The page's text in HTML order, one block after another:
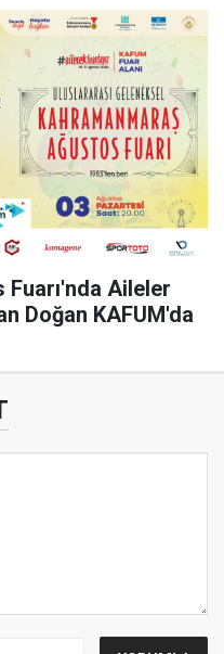
Aileler
Doğan KAFUM'da